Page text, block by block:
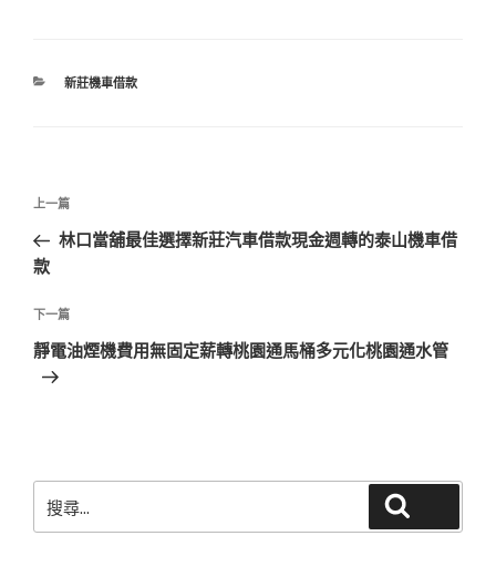
分
新莊機車借款
文
導
覽
上
一
篇
章
上一篇
林口當舖最佳選擇新莊汽車借款現金週轉的泰山機車借
款
下
一
篇
下一篇
靜電油煙機費用無固定薪轉桃園通馬桶多元化桃園通水管
尋